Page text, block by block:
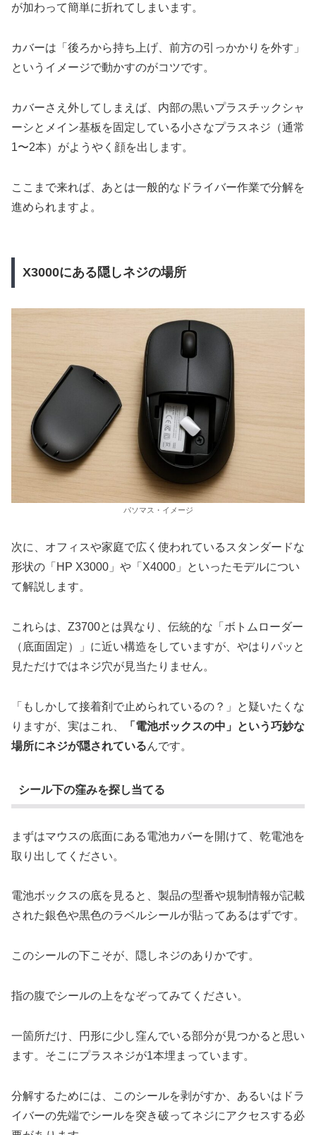
が加わって簡単に折れてしまいます。
カバーは「後ろから持ち上げ、前方の引っかかりを外す」
というイメージで動かすのがコツです。
カバーさえ外してしまえば、内部の黒いプラスチックシャ
ーシとメイン基板を固定している小さなプラスネジ（通常
1〜2本）がようやく顔を出します。
ここまで来れば、あとは一般的なドライバー作業で分解を
進められますよ。
X3000にある隠しネジの場所
パソマス・イメージ
次に、オフィスや家庭で広く使われているスタンダードな
形状の「HP X3000」や「X4000」といったモデルについ
て解説します。
これらは、Z3700とは異なり、伝統的な「ボトムローダー
（底面固定）」に近い構造をしていますが、やはりパッと
見ただけではネジ穴が見当たりません。
「もしかして接着剤で止められているの？」と疑いたくな
りますが、実はこれ、
「電池ボックスの中」という巧妙な
場所にネジが隠されているんです。
シール下の窪みを探し当てる
まずはマウスの底面にある電池カバーを開けて、乾電池を
取り出してください。
電池ボックスの底を見ると、製品の型番や規制情報が記載
された銀色や黒色のラベルシールが貼ってあるはずです。
このシールの下こそが、隠しネジのありかです。
指の腹でシールの上をなぞってみてください。
一箇所だけ、円形に少し窪んでいる部分が見つかると思い
ます。そこにプラスネジが1本埋まっています。
分解するためには、このシールを剥がすか、あるいはドラ
イバーの先端でシールを突き破ってネジにアクセスする必